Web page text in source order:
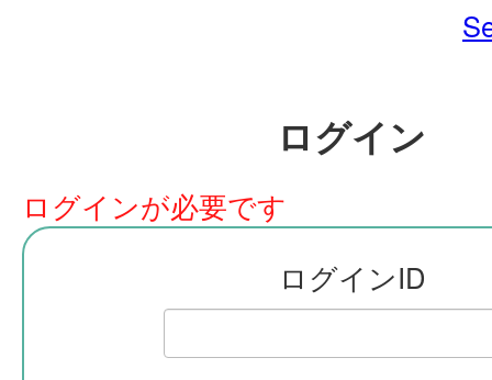
ログイン
ログインが必要です
ログインID